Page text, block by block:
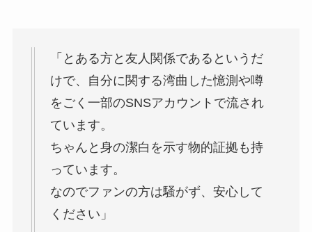
「とある方と友人関係であるというだ
けで、自分に関する湾曲した憶測や噂
をごく一部のSNSアカウントで流され
ています。
ちゃんと身の潔白を示す物的証拠も持
っています。
なのでファンの方は騒がず、安心して
ください」